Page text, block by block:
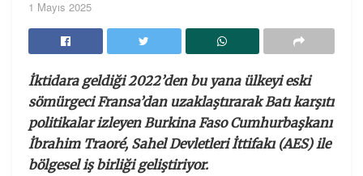
1 Mayıs 2025
İktidara geldiği 2022’den bu yana ülkeyi eski
sömürgeci Fransa’dan uzaklaştırarak Batı karşıtı
politikalar izleyen Burkina Faso Cumhurbaşkanı
İbrahim Traoré, Sahel Devletleri İttifakı (AES) ile
bölgesel iş birliği geliştiriyor.